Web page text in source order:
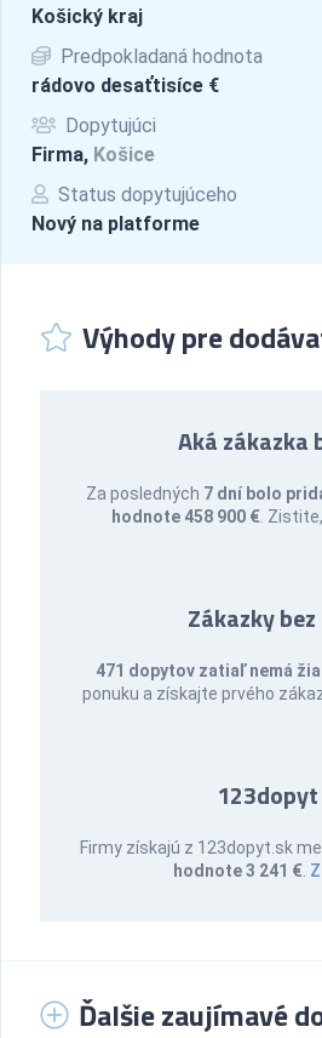
Košický kraj
Predpokladaná hodnota
rádovo desaťtisíce €
Dopytujúci
Firma, Košice
Status dopytujúceho
Nový na platforme
Výhody pre
Aká zákazka
Za posledných 7 dní bolo
hodnote 458 900 € .
Zákazky
471 dopytov zatiaľ nemá
ponuku a získajte prvého
Firmy získajú z 123dopyt.sk
hodnote 3 241 €
Ďalšie zaujímavé